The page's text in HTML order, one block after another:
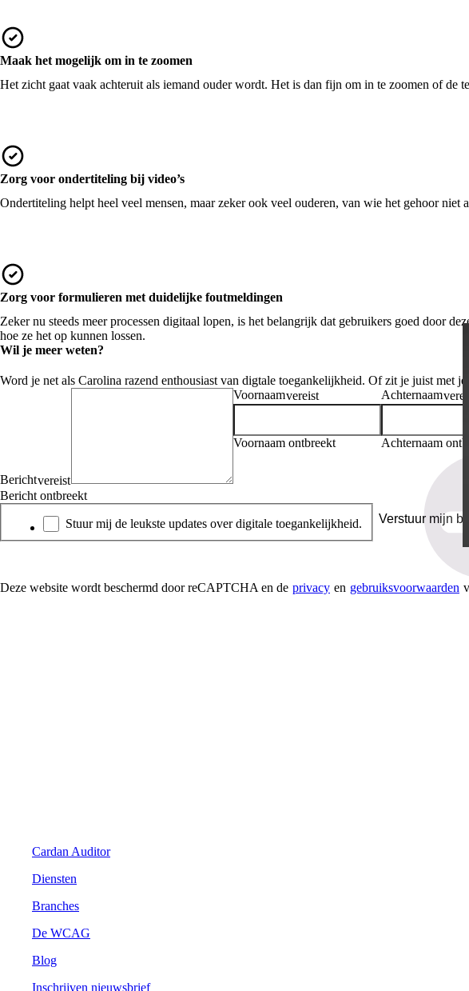
Maak het mogelijk om in te zoomen
Het zicht gaat vaak achteruit als iemand ouder wordt. Het is dan fijn om in te zoomen of
Zorg voor ondertiteling bij video’s
Ondertiteling helpt heel veel mensen, maar zeker ook veel ouderen, van wie het gehoor niet
Zorg voor formulieren met duidelijke foutmeldingen
Zeker nu steeds meer processen digitaal lopen, is het belangrijk dat gebruikers goed door
hoe ze het op kunnen lossen.
Wil je meer weten?
Word je net als Carolina razend enthousiast van digtale toegankelijkheid. Of zit je juist met
Berichtvereist
Bericht ontbreekt
Voornaamvereist
Voornaam ontbreekt
Achternaam
Achternaam
Nieuwsbrief
Stuur mij de leukste updates over digitale toegankelijkheid. Verstuur mijn
Deze website wordt beschermd door reCAPTCHA en de privacy en gebruiksvoorwaarden
Cardan Auditor
Diensten
Branches
De WCAG
Blog
Inschrijven nieuwsbrief